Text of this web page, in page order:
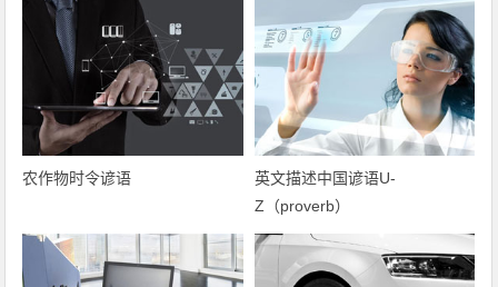
农作物时令谚语
英文描述中国谚语U-
Z（proverb）